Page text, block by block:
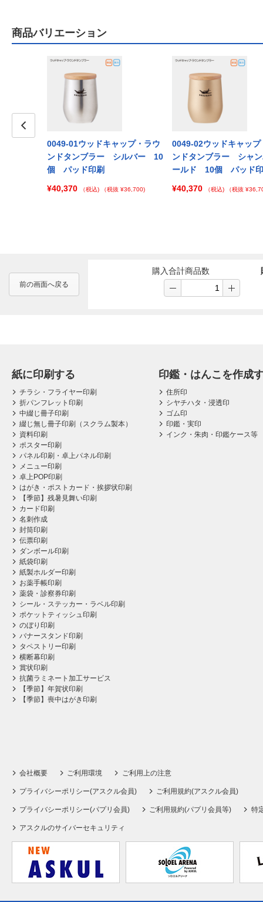
商品バリエーション
0049-01ウッドキャップ・ラウ
ンドタンブラー シルバー 10
個 パッド印刷
¥40,370
（税込) （税抜 ¥36,700)
0049-02ウッドキャップ
ンドタンブラー シャ
ールド 10個 パッド
¥40,370
（税込) （税抜
前の画面へ戻る
購入合計商品数
紙に印刷する
チラシ・フライヤー印刷
折パンフレット印刷
中綴じ冊子印刷
綴じ無し冊子印刷（スクラム製本）
資料印刷
ポスター印刷
パネル印刷・卓上パネル印刷
メニュー印刷
卓上POP印刷
はがき・ポストカード・挨拶状印刷
【季節】残暑見舞い印刷
カード印刷
名刺作成
封筒印刷
伝票印刷
ダンボール印刷
紙袋印刷
紙製ホルダー印刷
お薬手帳印刷
薬袋・診察券印刷
シール・ステッカー・ラベル印刷
ポケットティッシュ印刷
のぼり印刷
バナースタンド印刷
タペストリー印刷
横断幕印刷
賞状印刷
抗菌ラミネート加工サービス
【季節】年賀状印刷
【季節】喪中はがき印刷
印鑑・はんこを作成
住所印
シヤチハタ・浸透印
ゴム印
印鑑・実印
インク・朱肉・印鑑ケース等
会社概要 ご利用環境 ご利用上の注意
プライバシーポリシー(アスクル会員) ご利用規約(アスクル会員)
プライバシーポリシー(パプリ会員) ご利用規約(パプリ会員等) 特
アスクルのサイバーセキュリティ